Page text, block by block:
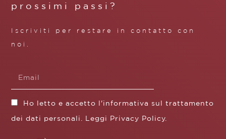
prossimi passi?
Iscriviti per restare in contatto con
noi.
Ho letto e accetto l'informativa sul trattamento
dei dati personali. Leggi Privacy Policy